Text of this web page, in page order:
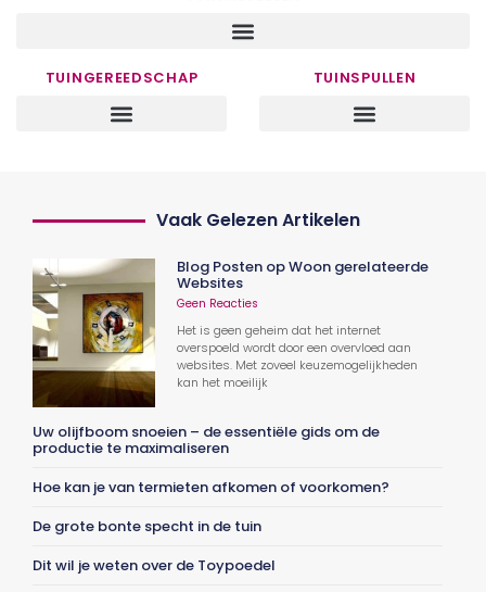
TUINGEREEDSCHAP TUINSPULLEN
Vaak Gelezen Artikelen
Blog Posten op Woon gerelateerde
Websites
Geen Reacties
Het is geen geheim dat het internet
overspoeld wordt door een overvloed aan
websites. Met zoveel keuzemogelijkheden
kan het moeilijk
Uw olijfboom snoeien – de essentiële gids om de
productie te maximaliseren
Hoe kan je van termieten afkomen of voorkomen?
De grote bonte specht in de tuin
Dit wil je weten over de Toypoedel